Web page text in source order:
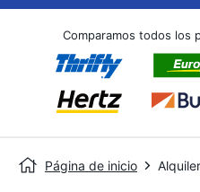
Comparamos todos los
Página de inicio